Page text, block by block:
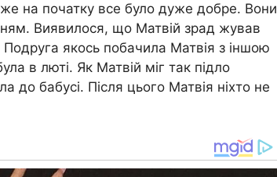
на початку все було дуже добре. Вони
Виявилося, що Матвій зрад жував
Подруга якось побачила Матвія з іншою
в люті. Як Матвій міг так підло
до бабусі. Після цього Матвія ніхто не